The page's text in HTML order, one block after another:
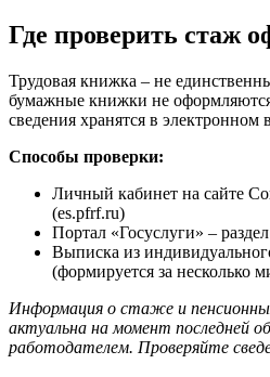
Где проверить стаж
Трудовая книжка – не
бумажные книжки не
сведения хранятся в электронном
Способы проверки:
Личный кабинет на сайте
(es.pfrf.ru)
Портал «Госуслуги» –
Выписка из
(формируется за несколько
Информация о стаже и
актуальна на момент последней
работодателем. Проверяйте